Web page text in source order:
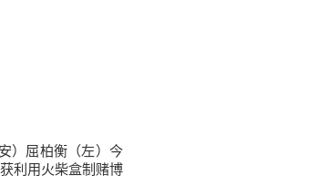
）屈柏衡（左）今
利用火柴盒制赌博